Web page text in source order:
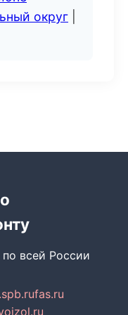
округ
всей России
fas.ru